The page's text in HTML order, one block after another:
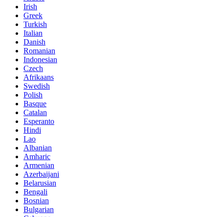
Irish
Greek
Turkish
Italian
Danish
Romanian
Indonesian
Czech
Afrikaans
Swedish
Polish
Basque
Catalan
Esperanto
Hindi
Lao
Albanian
Amharic
Armenian
Azerbaijani
Belarusian
Bengali
Bosnian
Bulgarian